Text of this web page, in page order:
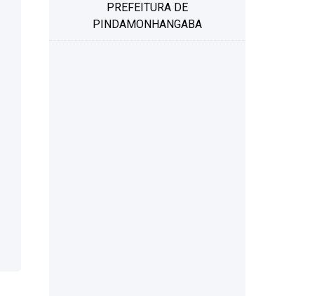
PREFEITURA DE
PINDAMONHANGABA